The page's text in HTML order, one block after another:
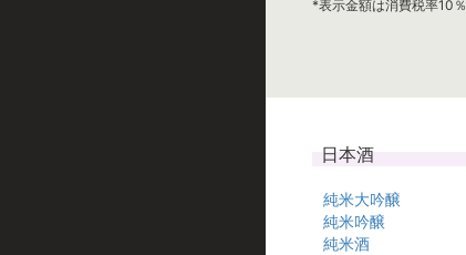
*表示金額は消費税率10％
日本酒
純米大吟醸
純米吟醸
純米酒